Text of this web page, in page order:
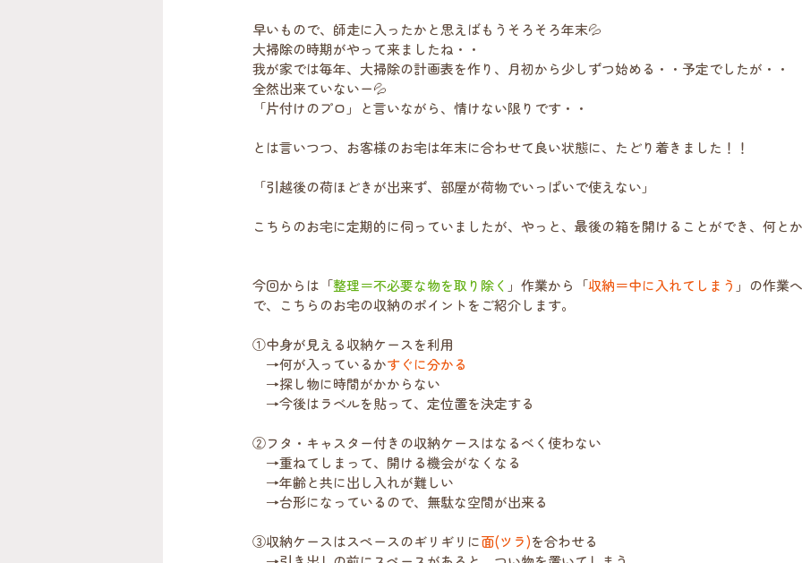
早いもので、師走に入ったかと思えばもうそろそろ年末💦
大掃除の時期がやって来ましたね・・
我が家では毎年、大掃除の計画表を作り、月初から少しずつ始める・・予定でしたが・・
全然出来ていないー💦
「片付けのプロ」と言いながら、情けない限りです・・
とは言いつつ、お客様のお宅は年末に合わせて良い状態に、たどり着きました！！
「引越後の荷ほどきが出来ず、部屋が荷物でいっぱいで使えない」
こちらのお宅に定期的に伺っていましたが、やっと、最後の箱を開けることができ、何と
今回からは「整理＝不必要な物を取り除く 」作業から「収納＝中に入れてしまう 」の作業
で、こちらのお宅の収納のポイントをご紹介します。
①中身が見える収納ケースを利用
→何が入っているかすぐに分かる
→探し物に時間がかからない
→今後はラベルを貼って、定位置を決定する
②フタ・キャスター付きの収納ケースはなるべく使わない
→重ねてしまって、開ける機会がなくなる
→年齢と共に出し入れが難しい
→台形になっているので、無駄な空間が出来る
③収納ケースはスペースのギリギリに面(ツラ)を合わせる